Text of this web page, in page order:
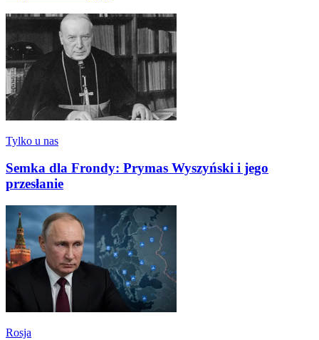
Tylko u nas
Semka dla Frondy: Prymas Wyszyński i jego
przesłanie
Rosja